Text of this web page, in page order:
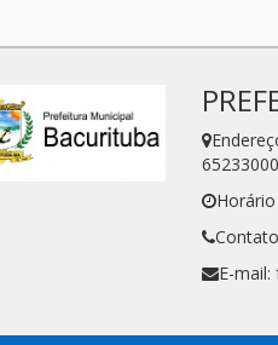
65233000
E-